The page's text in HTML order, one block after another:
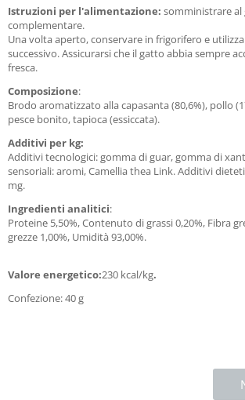
Istruzioni per l'alimentazione: somministrare
complementare.
Una volta aperto, conservare in frigorifero e
successivo. Assicurarsi che il gatto abbia sempre
fresca.
Composizione:
Brodo aromatizzato alla capasanta (80,6%), pollo
pesce bonito, tapioca (essiccata).
Additivi per kg:
Additivi tecnologici: gomma di guar, gomma di
sensoriali: aromi, Camellia thea Link. Additivi
mg.
Ingredienti analitici:
Proteine 5,50%, Contenuto di grassi 0,20%, Fibra
grezze 1,00%, Umidità 93,00%.
Valore energetico:230 kcal/kg.
Confezione: 40 g